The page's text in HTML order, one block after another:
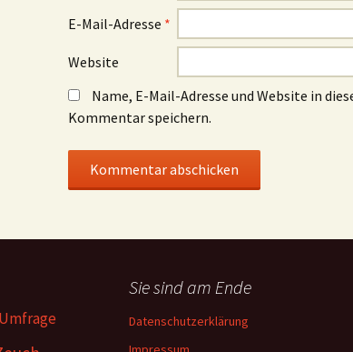
E-Mail-Adresse *
Website
Name, E-Mail-Adresse und Website in
Kommentar speichern.
Sie sind am Ende
Datenschutzerklärung